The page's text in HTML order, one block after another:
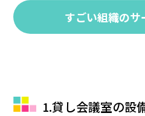
すごい組織のサ
1.貸し会議室の設